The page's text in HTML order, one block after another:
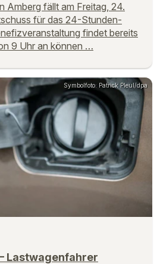
Amberg fällt am Freitag, 24.
für das 24-Stunden-
findet bereits
9 Uhr an können …
Symbolfoto: Patrick Pleul/dpa
Lastwagenfahrer